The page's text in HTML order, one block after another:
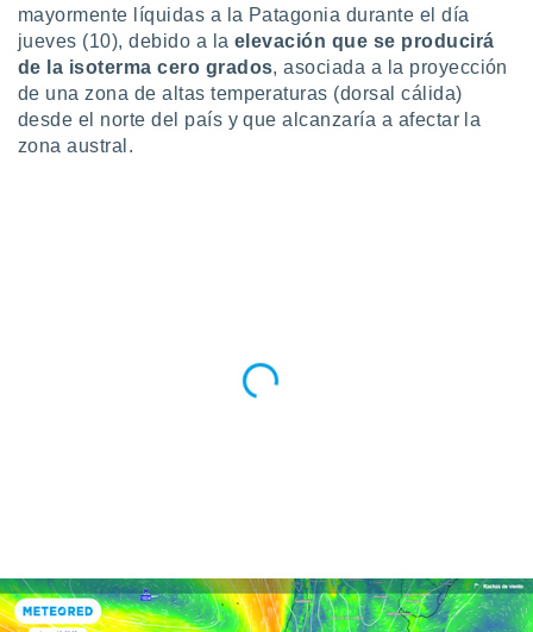
mayormente líquidas a la Patagonia durante el día
jueves (10), debido a la elevación que se producirá
de la isoterma cero grados, asociada a la proyección
de una zona de altas temperaturas (dorsal cálida)
desde el norte del país y que alcanzaría a afectar la
zona austral.